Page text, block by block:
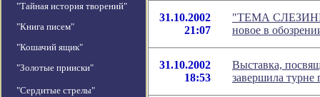
"Тайная история творений"
"Книга писем"
"Кошачий ящик"
"Золотые прииски"
"Сердитые стрелы"
31.10.2002
21:07
"ТЕМА
новое в
31.10.2002
18:53
Выставка,
завершила турне